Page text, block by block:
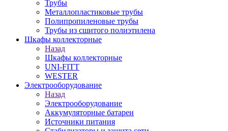
Трубы
Металлопластиковые трубы
Полипропиленовые трубы
Трубы из сшитого полиэтилена
Шкафы коллекторные
Назад
Шкафы коллекторные
UNI-FITT
WESTER
Электрооборудование
Назад
Электрооборудование
Аккумуляторные батареи
Источники питания